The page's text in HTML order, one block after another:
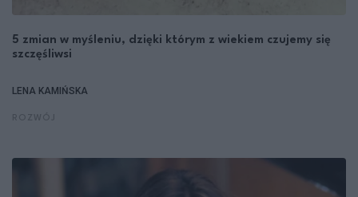
5 zmian w myśleniu, dzięki którym z wiekiem czujemy się
szczęśliwsi
LENA KAMIŃSKA